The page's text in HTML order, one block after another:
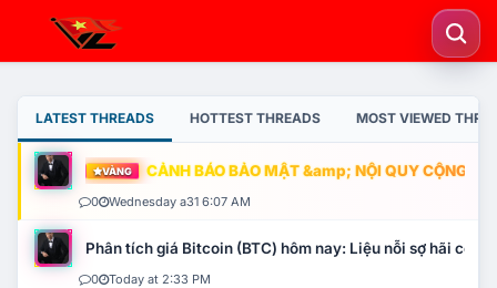
LATEST THREADS HOTTEST THREADS MOST VIEWED
VÀNG CẢNH BÁO BẢO MẬT &amp; NỘI QUY CỘNG
0 Wednesday a31 6:07 AM
Phân tích giá Bitcoin (BTC) hôm nay: Liệu nỗi sợ hãi có
0 Today at 2:33 PM